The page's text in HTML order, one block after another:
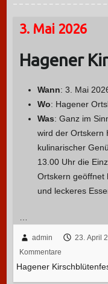
3. Mai 2026
Hagener
Wann: 3. Mai
Wo: Hagener
Was: Ganz im
wird der Ortskern
kulinarischer
13.00 Uhr die
Ortskern geöffnet
und leckeres
admin 23. April
Kommentare
Hagener